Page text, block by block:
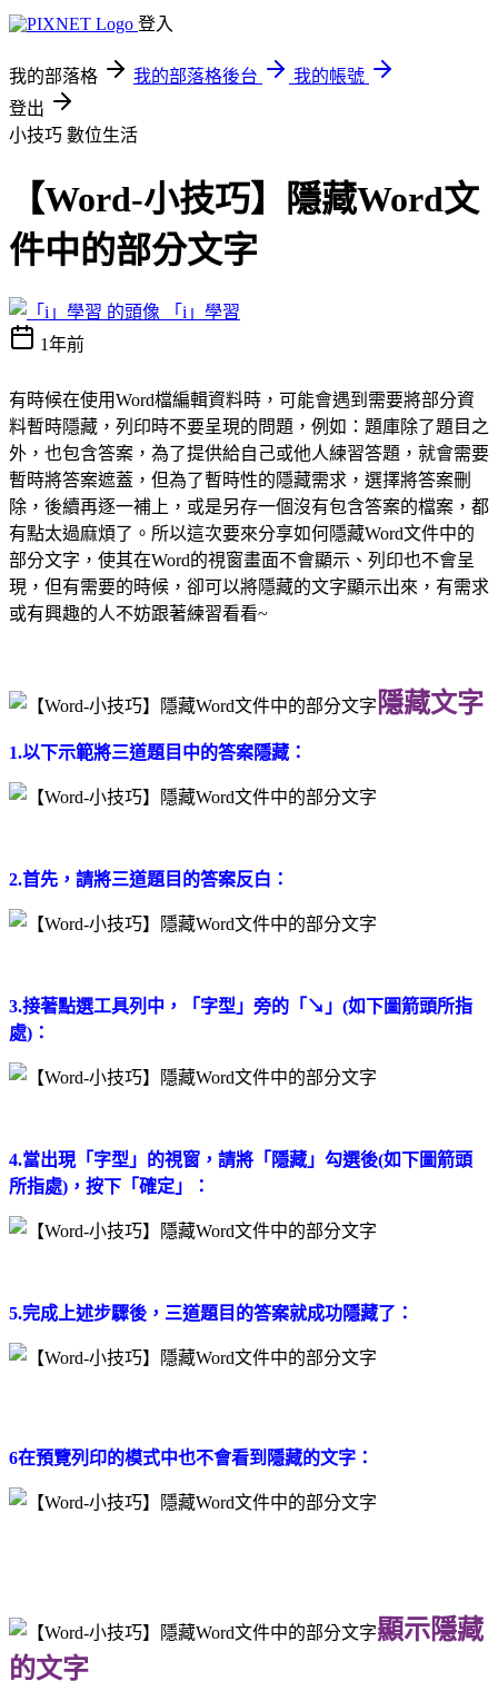
登入
我的部落格 我的部落格後台
我的帳號
登出
小技巧 數位生活
【Word-小技巧】隱藏Word文
件中的部分文字
「i」學習
1年前
有時候在使用Word檔編輯資料時，可能會遇到需要將部分資
料暫時隱藏，列印時不要呈現的問題，例如：題庫除了題目之
外，也包含答案，為了提供給自己或他人練習答題，就會需要
暫時將答案遮蓋，但為了暫時性的隱藏需求，選擇將答案刪
除，後續再逐一補上，或是另存一個沒有包含答案的檔案，都
有點太過麻煩了。所以這次要來分享如何隱藏Word文件中的
部分文字，使其在Word的視窗畫面不會顯示、列印也不會呈
現，但有需要的時候，卻可以將隱藏的文字顯示出來，有需求
或有興趣的人不妨跟著練習看看~
隱藏文字
1.以下示範將三道題目中的答案隱藏：
2.首先，請將三道題目的答案反白：
3.接著點選工具列中，「字型」旁的「↘」(如下圖箭頭所指
處)：
4.當出現「字型」的視窗，請將「隱藏」勾選後(如下圖箭頭
所指處)，按下「確定」：
5.完成上述步驟後，三道題目的答案就成功隱藏了：
6在預覽列印的模式中也不會看到隱藏的文字：
顯示隱藏
的文字